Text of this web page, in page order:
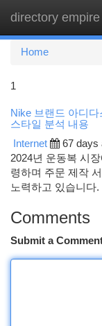
directory empire
Home
1
Nike 브랜드 아디
스타일 분석 내용
Internet 67 days
2024년 운동복 시
령하며 주문 제작
노력하고 있습니다.
Comments
Submit a